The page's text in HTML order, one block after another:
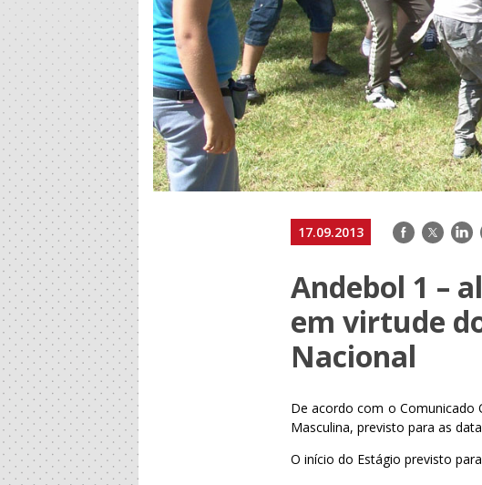
17.09.2013 Facebook
Twitter
Andebol 1 –
em virtude
Nacional
De acordo com o Comunicado
Masculina, previsto para as
O início do Estágio previsto